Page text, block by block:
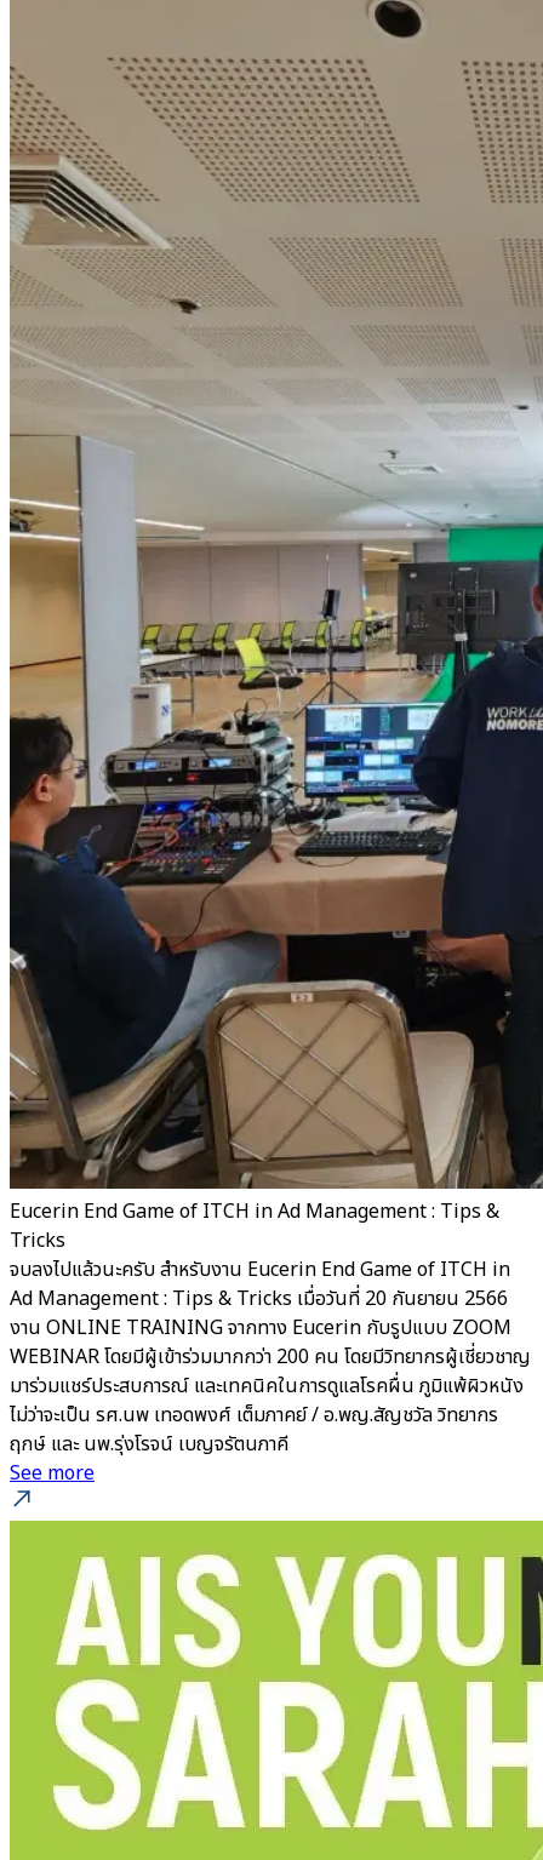
Eucerin End Game of ITCH in Ad Management : Tips &
Tricks
จบลงไปแล้วนะครับ สำหรับงาน Eucerin End Game of ITCH in
Ad Management : Tips & Tricks เมื่อวันที่ 20 กันยายน 2566
งาน ONLINE TRAINING จากทาง Eucerin กับรูปแบบ ZOOM
WEBINAR โดยมีผู้เข้าร่วมมากกว่า 200 คน โดยมีวิทยากรผู้เชี่ยวชาญ
มาร่วมแชร์ประสบการณ์ และเทคนิคในการดูแลโรคผื่น ภูมิแพ้ผิวหนัง
ไม่ว่าจะเป็น รศ.นพ เทอดพงศ์ เต็มภาคย์ / อ.พญ.สัญชวัล วิทยากร
ฤกษ์ และ นพ.รุ่งโรจน์ เบญจรัตนภาคี
See more